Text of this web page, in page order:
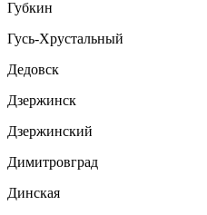
Губкин
Гусь-Хрустальный
Дедовск
Дзержинск
Дзержинский
Димитровград
Динская